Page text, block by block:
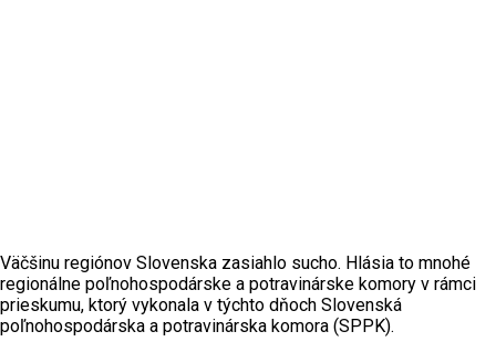
Väčšinu regiónov Slovenska zasiahlo sucho. Hlásia to mnohé
regionálne poľnohospodárske a potravinárske komory v rámci
prieskumu, ktorý vykonala v týchto dňoch Slovenská
poľnohospodárska a potravinárska komora (SPPK).